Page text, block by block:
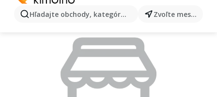
Hľadajte obchody, kategórie, produkty... Zvoľte mesto